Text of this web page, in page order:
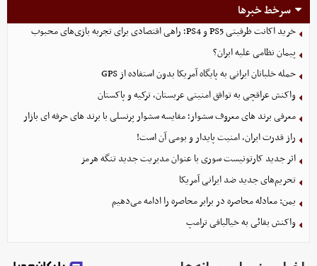
سرخط خبرها
خرید اکانت ظرفیتی PS5 و PS4؛ راهی اقتصادی برای تجربه بازی‌های محبوب
پیمان نظامی علیه ایران؟
حمله خلبانان ایرانی به پایگاه آمریکا بدون استفاده از GPS
واکنش عراقچی به توافق امنیتی عربستان، ترکیه و پاکستان
معرفی برند های معروف سشوار؛ مقایسه سشوار پرنسلی با برند های حرفه ای بازار
راز قدرت ایران، امنیت پایدار و بومی آن است!
اثر جدید کارتونیست سوری با عنوان مدیریت جدید تنگه هرمز
تحریم‌های جدید ضد ایرانی آمریکا
یمن: معادله محاصره در برابر محاصره را ادامه می‌دهیم
واکنش بقائی به خیالبافی ترامپ